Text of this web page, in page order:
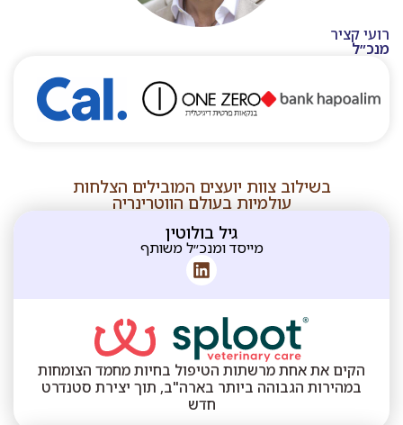
רועי קציר
מנכ״ל
בשילוב צוות יועצים המובילים הצלחות
עולמיות בעולם הווטרינריה
גיל בולוטין
מייסד ומנכ״ל משותף
הקים את אחת מרשתות הטיפול בחיות מחמד הצומחות
במהירות הגבוהה ביותר בארה"ב, תוך יצירת סטנדרט
חדש